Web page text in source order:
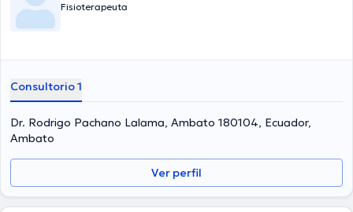
Fisioterapeuta
Consultorio 1
Dr. Rodrigo Pachano Lalama, Ambato 180104, Ecuador,
Ambato
Ver perfil